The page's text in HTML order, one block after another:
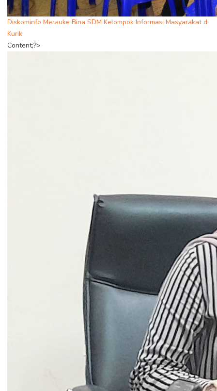
Diskominfo Merauke Bina SDM Kelompok Informasi Masyarakat di
Kurik
Content;?>